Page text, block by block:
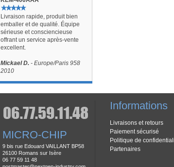
Livraison rapide, produit bien
emballer et de qualité. Équipe
sérieuse et consciencieuse
offrant un service après-vente
excellent.
Mickael D. - Europe/Paris 958
2010
MICRO-CHIP
9 bis rue Edouard VAILLANT BP58
26100 Romans sur Isère
06 77 59 11 48
Informations
Livraisons et retours
Paiement sécurisé
Politique de
Partenaires